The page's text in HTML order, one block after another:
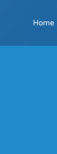
Home